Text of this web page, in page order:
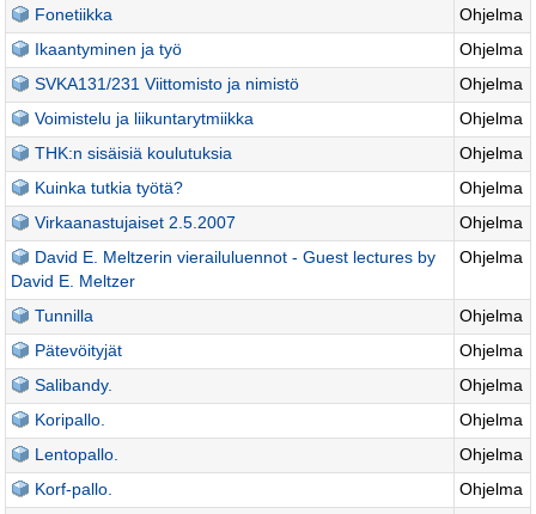
Fonetiikka
Ohjelma
Ikaantyminen ja työ
Ohjelma
SVKA131/231 Viittomisto ja nimistö
Ohjelma
Voimistelu ja liikuntarytmiikka
Ohjelma
THK:n sisäisiä koulutuksia
Ohjelma
Kuinka tutkia työtä?
Ohjelma
Virkaanastujaiset 2.5.2007
Ohjelma
David E. Meltzerin vierailuluennot - Guest lectures by
David E. Meltzer
Ohjelma
Tunnilla
Ohjelma
Pätevöityjät
Ohjelma
Salibandy.
Ohjelma
Koripallo.
Ohjelma
Lentopallo.
Ohjelma
Korf-pallo.
Ohjelma